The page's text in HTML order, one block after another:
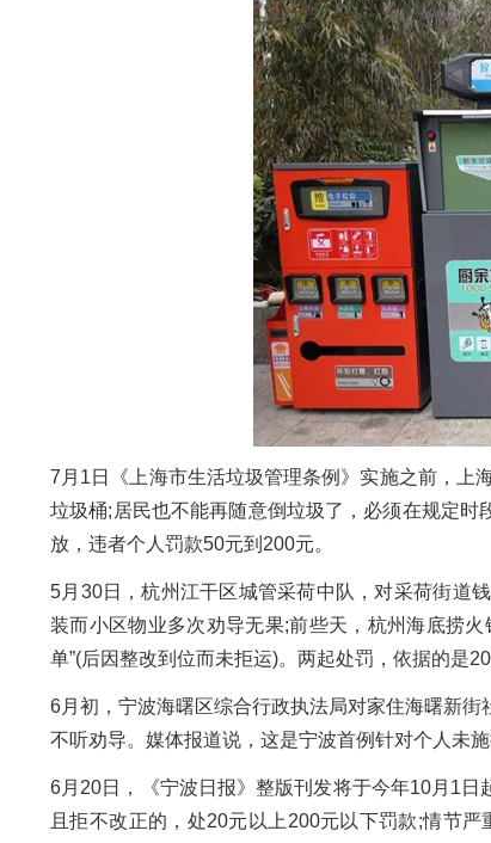
7月1日《上海市生活垃圾管理条例》实施之前，上
垃圾桶;居民也不能再随意倒垃圾了，必须在规定
放，违者个人罚款50元到200元。
5月30日，杭州江干区城管采荷中队，对采荷街道
装而小区物业多次劝导无果;前些天，杭州海底捞
单”(后因整改到位而未拒运)。两起处罚，依据的是
6月初，宁波海曙区综合行政执法局对家住海曙新
不听劝导。媒体报道说，这是宁波首例针对个人未
6月20日，《宁波日报》整版刊发将于今年10月1
且拒不改正的，处20元以上200元以下罚款;情节